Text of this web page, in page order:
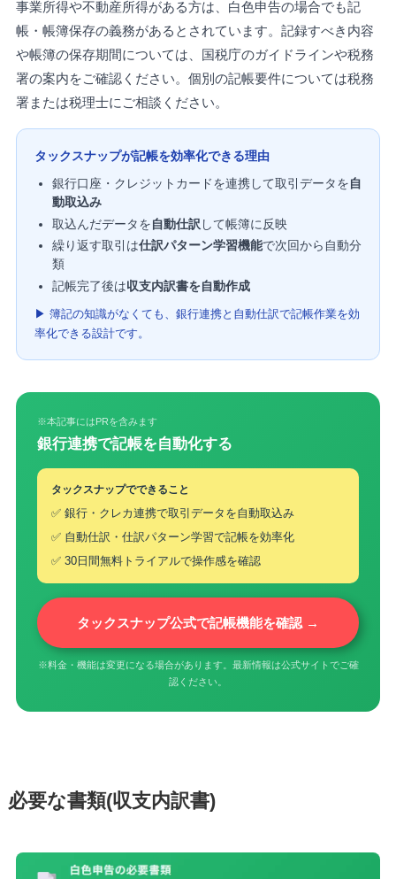
事業所得や不動産所得がある方は、白色申告の場合でも記
帳・帳簿保存の義務があるとされています。記録すべき内容
や帳簿の保存期間については、国税庁のガイドラインや税務
署の案内をご確認ください。個別の記帳要件については税務
署または税理士にご相談ください。
タックスナップが記帳を効率化できる理由
銀行口座・クレジットカードを連携して取引データを自
動取込み
取込んだデータを自動仕訳 して帳簿に反映
繰り返す取引は仕訳パターン学習機能で次回から自動分
類
記帳完了後は収支内訳書を自動作成
▶ 簿記の知識がなくても、銀行連携と自動仕訳で記帳作業を効
率化できる設計です。
※本記事にはPRを含みます
銀行連携で記帳を自動化する
タックスナップでできること
✅ 銀行・クレカ連携で取引データを自動取込み
✅ 自動仕訳・仕訳パターン学習で記帳を効率化
✅ 30日間無料トライアルで操作感を確認
タックスナップ公式で記帳機能を確認 →
※料金・機能は変更になる場合があります。最新情報は公式サイトでご確
認ください。
必要な書類(収支内訳書)